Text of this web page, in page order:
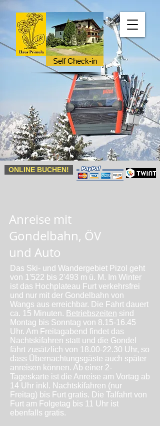
ONLINE BUCHEN!
Self Check-in
Anreise mit
Gondelbahn, ÖV
und Auto
Das Ski- und Wandergebiet Pizol geht
von 1'522 bis 2'493 m ü. M. Im Winter
ist das Hochplateau Furt verkehrsfrei
und nur mit der Gondelbahn von
Wangs aus erreichbar. Die Fahrt dauert
ca. 15 Minuten. Betriebszeiten sind
Montag bis Sonntag von 8.15-16.45
Uhr. Am Freitagabend findet das
Nachtskifahren statt und die Gondel
fährt zusätzlich von 18.00-22.30 Uhr, so
dass Übernachtungsgäste auch später
anreisen können. Ab einer 2-
Tageskarte ist die Anreise am Vortag ab
14 Uhr inkl. Nachtskifahren (nur
Freitag) bis Furt gratis. Die Talfahrt von
Furt am Folgetag bis 11 Uhr ist
ebenfalls gratis.